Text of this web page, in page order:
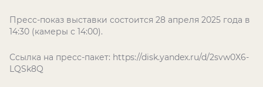
Пресс-показ выставки состоится 28 апреля 2025 года в
14:30 (камеры с 14:00).
Ссылка на пресс-пакет: https://disk.yandex.ru/d/2svw0X6-
LQSk8Q